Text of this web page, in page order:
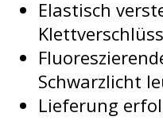
Elastisch
Schwarzlicht
Lieferung